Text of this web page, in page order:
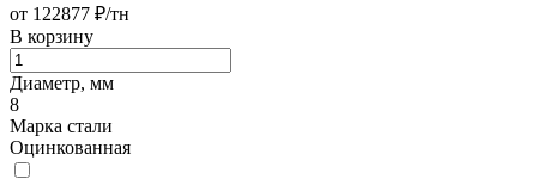
от 122877 ₽/тн
В корзину
Диаметр, мм
8
Марка стали
Оцинкованная